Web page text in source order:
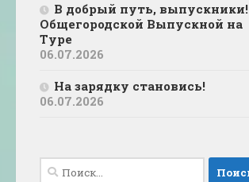
В добрый путь, выпускники!
Общегородской Выпускной на
Туре
06.07.2026
На зарядку становись!
06.07.2026
Найти: